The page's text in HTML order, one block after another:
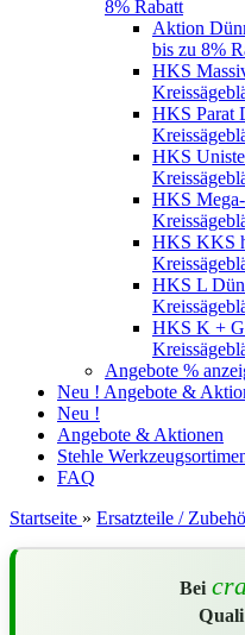
8% Rabatt
Aktion
bis zu 8%
HKS
HKS Parat
HKS
HKS
HKS KKS
HKS L
HKS K +
Angebote %
Neu ! Angebote &
Neu !
Angebote & Aktionen
Stehle
FAQ
Startseite » Ersatzteile /
Bei